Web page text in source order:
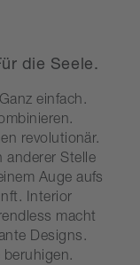
die Seele.
einfach.
revolutionär.
anderer Stelle
Auge aufs
Interior
macht
Designs.
beruhigen.